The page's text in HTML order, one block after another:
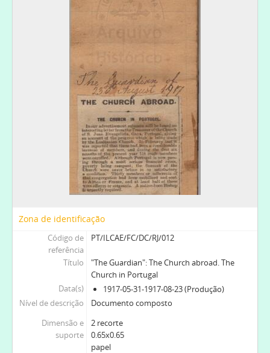
[Secção] WWC - Cassels, William Wharton. 1858-1925, bispo, 1858-03-11-1925-11-07
Zona de identificação
Código de
referência
PT/ILCAE/FC/DC/RJ/012
Título
"The Guardian": The Church abroad. The
Church in Portugal
Data(s)
1917-05-31-1917-08-23 (Produção)
Nível de descrição
Documento composto
Dimensão e
suporte
2 recorte
0.65x0.65
papel